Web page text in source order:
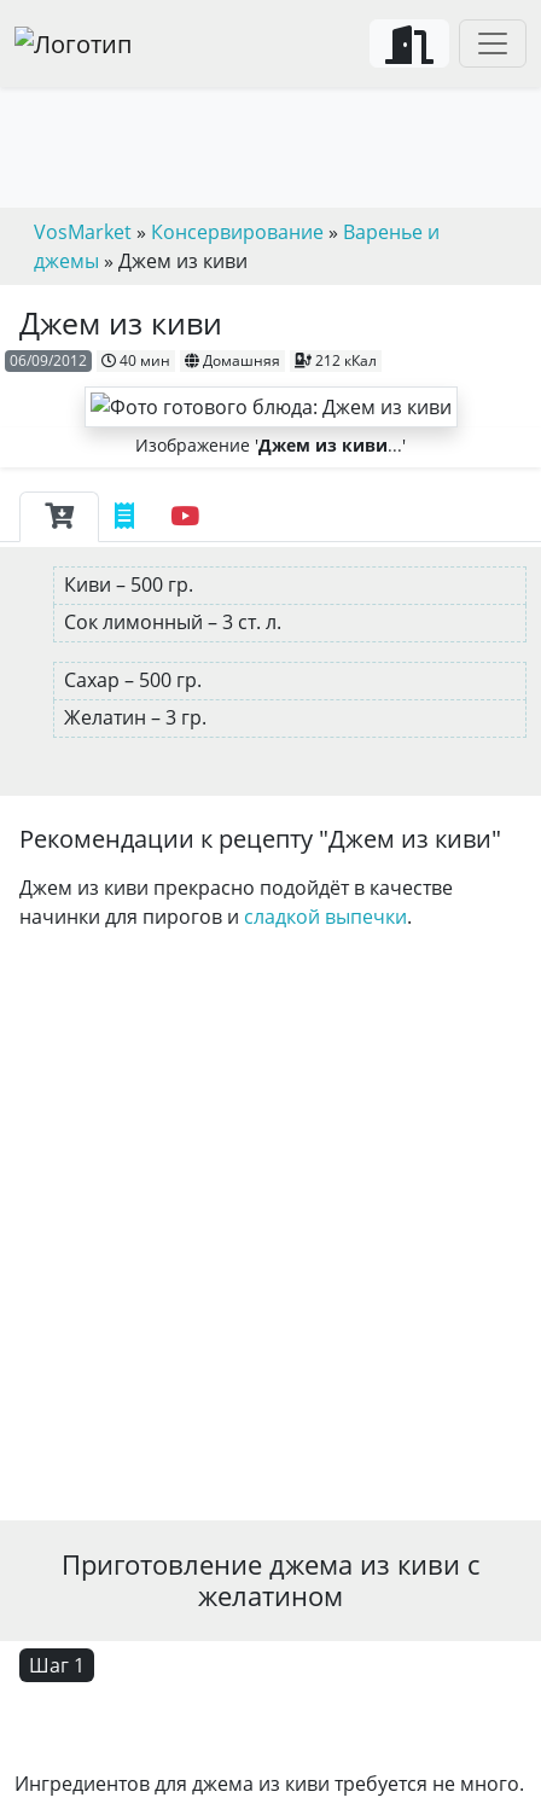
VosMarket» Консервирование» Варенье и
джемы » Джем из киви
Джем из киви
06/09/2012 40 мин Домашняя 212 кКал
Изображение 'Джем из киви...'
Киви – 500 гр.
Сок лимонный – 3 ст. л.
Сахар – 500 гр.
Желатин – 3 гр.
Рекомендации к рецепту "Джем из киви"
Джем из киви прекрасно подойдёт в качестве
начинки для пирогов и сладкой выпечки.
Приготовление джема из киви с
желатином
Шаг 1
Ингредиентов для джема из киви требуется не много.